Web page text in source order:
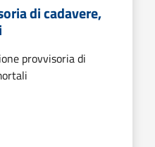
di cadavere,
provvisoria di